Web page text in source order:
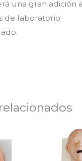
una gran adición
de laboratorio